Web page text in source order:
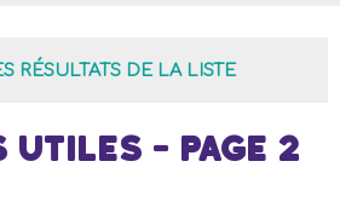
RÉSULTATS DE LA LISTE
utiles - Page 2